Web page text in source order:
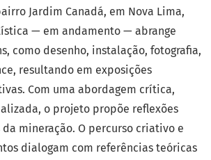
Jardim Canadá, em Nova Lima,
— em andamento — abrange
como desenho, instalação, fotografia,
resultando em exposições
Com uma abordagem crítica,
o projeto propõe reflexões
mineração. O percurso criativo e
dialogam com referências teóricas